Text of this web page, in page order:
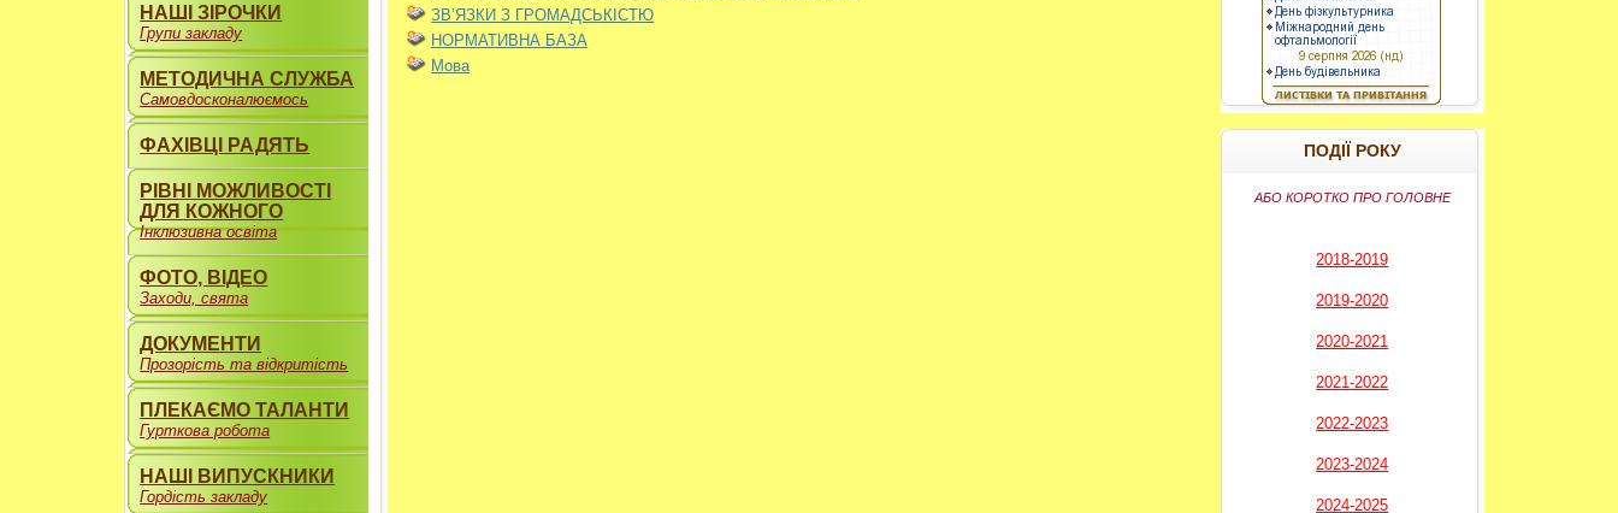
ЗВ’ЯЗКИ З ГРОМАДСЬКІСТЮ
НОРМАТИВНА БАЗА
Мова
ПОДІЇ РОКУ
АБО КОРОТКО ПРО ГОЛОВНЕ
2018-2019
2019-2020
2020-2021
2021-2022
2022-2023
2023-2024
2024-2025
НАШІ ЗІРОЧКИ
Групи закладу
МЕТОДИЧНА СЛУЖБА
Самовдосконалюємось
ФАХІВЦІ РАДЯТЬ
РІВНІ МОЖЛИВОСТІ
ДЛЯ КОЖНОГО
Інклюзивна освіта
ФОТО, ВІДЕО
Заходи, свята
ДОКУМЕНТИ
Прозорість та відкритість
ПЛЕКАЄМО ТАЛАНТИ
Гурткова робота
НАШІ ВИПУСКНИКИ
Гордість закладу